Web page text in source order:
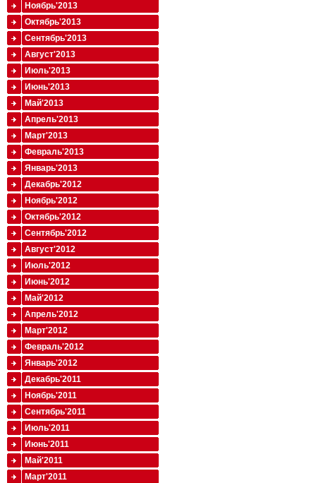
Ноябрь'2013
Октябрь'2013
Сентябрь'2013
Август'2013
Июль'2013
Июнь'2013
Май'2013
Апрель'2013
Март'2013
Февраль'2013
Январь'2013
Декабрь'2012
Ноябрь'2012
Октябрь'2012
Сентябрь'2012
Август'2012
Июль'2012
Июнь'2012
Май'2012
Апрель'2012
Март'2012
Февраль'2012
Январь'2012
Декабрь'2011
Ноябрь'2011
Сентябрь'2011
Июль'2011
Июнь'2011
Май'2011
Март'2011